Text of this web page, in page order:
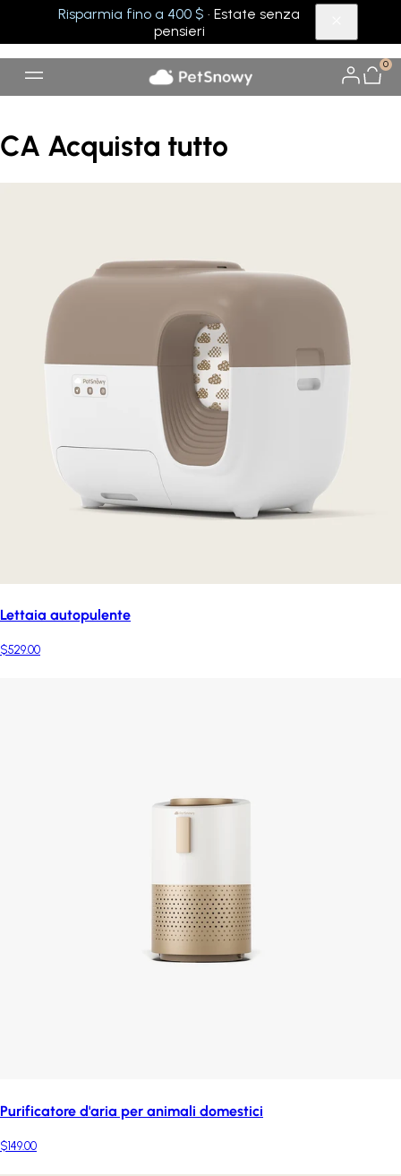
Risparmia fino a 400 $ · Estate senza
pensieri
0
CA Acquista tutto
Lettaia autopulente
$529.00
Purificatore d'aria per animali domestici
$149.00